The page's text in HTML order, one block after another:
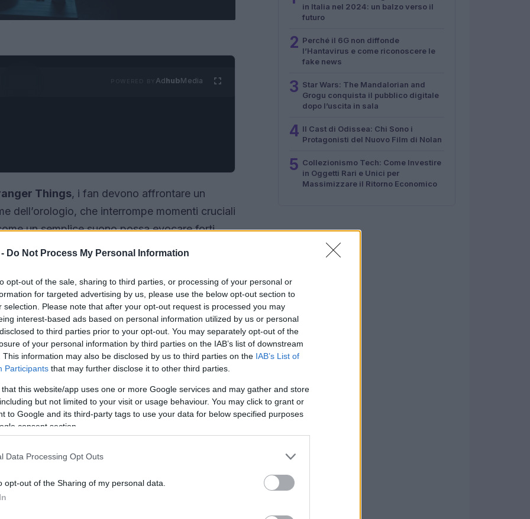
Do Not Process My Personal Information
opt-out of the sale, sharing to third parties, or processing of your personal or
for targeted advertising by us, please use the below opt-out section to
selection. Please note that after your opt-out request is processed you may
interest-based ads based on personal information utilized by us or personal
to third parties prior to your opt-out. You may separately opt-out of the
of your personal information by third parties on the IAB’s list of downstream
This information may also be disclosed by us to third parties on the IAB’s List of
Participants that may further disclose it to other third parties.
that this website/app uses one or more Google services and may gather and store
but not limited to your visit or usage behaviour. You may click to grant or
to Google and its third-party tags to use your data for below specified purposes
consent section.
Data Processing Opt Outs
opt-out of the Sharing of my personal data.
AdhubMedia
Things, i fan devono affrontare un
dell’orologio, che interrompe momenti cruciali
un semplice suono possa evocare forti
in Italia nel 2024: un balzo verso il
futuro
2 Perché il 6G non diffonde
l’Hantavirus e come riconoscere le
fake news
3 Star Wars: The Mandalorian and
Grogu conquista il pubblico digitale
dopo l’uscita in sala
4 Il Cast di Odissea: Chi Sono i
Protagonisti del Nuovo Film di Nolan
5 Collezionismo Tech: Come Investire
in Oggetti Rari e Unici per
Massimizzare il Ritorno Economico